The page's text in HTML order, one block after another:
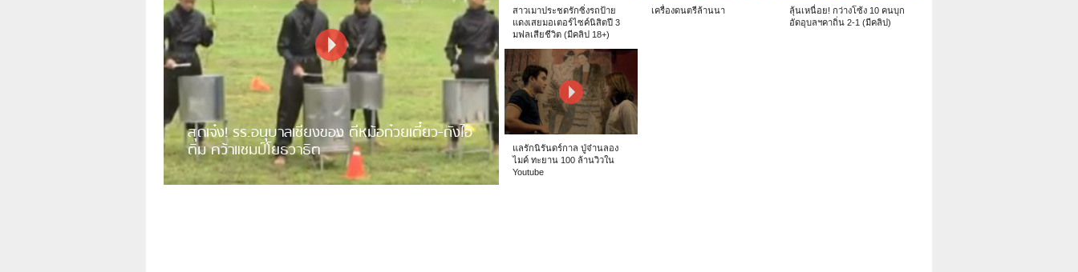
สุดเจ๋ง! รร.อนุบาลเชียงของ ตีหม้อก๋วยเตี๋ยว-ถังไอ
ติม คว้าแชมป์โยธวาธิต
สาวเมาประชดรักซิ่งรถป้าย
แดงเสยมอเตอร์ไซค์นิสิตปี 3
มฟลเสียชีวิต (มีคลิป 18+)
เครื่องดนตรีล้านนา
ลุ้นเหนื่อย! กว่างโซ้ง 10 คนบุก
อัดอุบลฯคาถิ่น 2-1 (มีคลิป)
แลรักนิรันดร์กาล ปู่จ๋านลอง
ไมค์ ทะยาน 100 ล้านวิวใน
Youtube